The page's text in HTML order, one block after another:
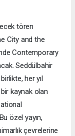
tören
City and the
Contemporary
Seddülbahir
her yıl
kaynak olan
özel yayın,
çevrelerine